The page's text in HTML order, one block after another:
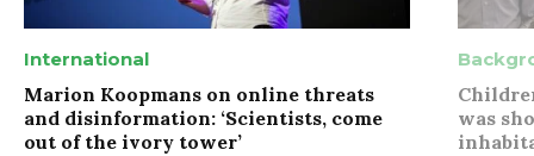
International
Marion Koopmans on online threats
and disinformation: ‘Scientists, come
out of the ivory tower’
was